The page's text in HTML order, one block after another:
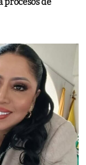
procesos de